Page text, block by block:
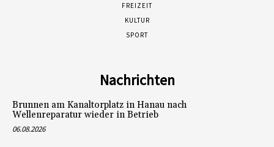
FREIZEIT
KULTUR
SPORT
Nachrichten
Brunnen am Kanaltorplatz in Hanau nach
Wellenreparatur wieder in Betrieb
06.08.2026